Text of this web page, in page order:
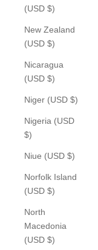
(USD $)
New Zealand
(USD $)
Nicaragua
(USD $)
Niger (USD $)
Nigeria (USD
$)
Niue (USD $)
Norfolk Island
(USD $)
North
Macedonia
(USD $)